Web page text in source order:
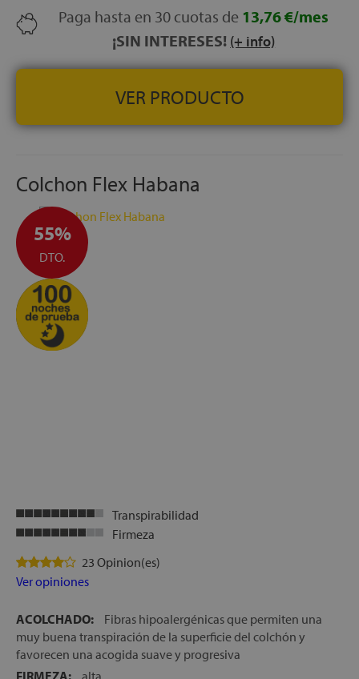
Paga hasta en 30 cuotas de 13,76 €/mes
¡SIN INTERESES! (+ info)
VER PRODUCTO
Colchon Flex Habana
55%
DTO.
Transpirabilidad
Firmeza
23 Opinion(es)
Ver opiniones
ACOLCHADO:
Fibras hipoalergénicas que permiten una
muy buena transpiración de la superficie del colchón y
favorecen una acogida suave y progresiva